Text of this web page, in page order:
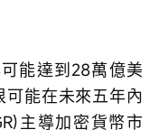
能達到28萬億美
可能在未來五年內
主導加密貨幣市